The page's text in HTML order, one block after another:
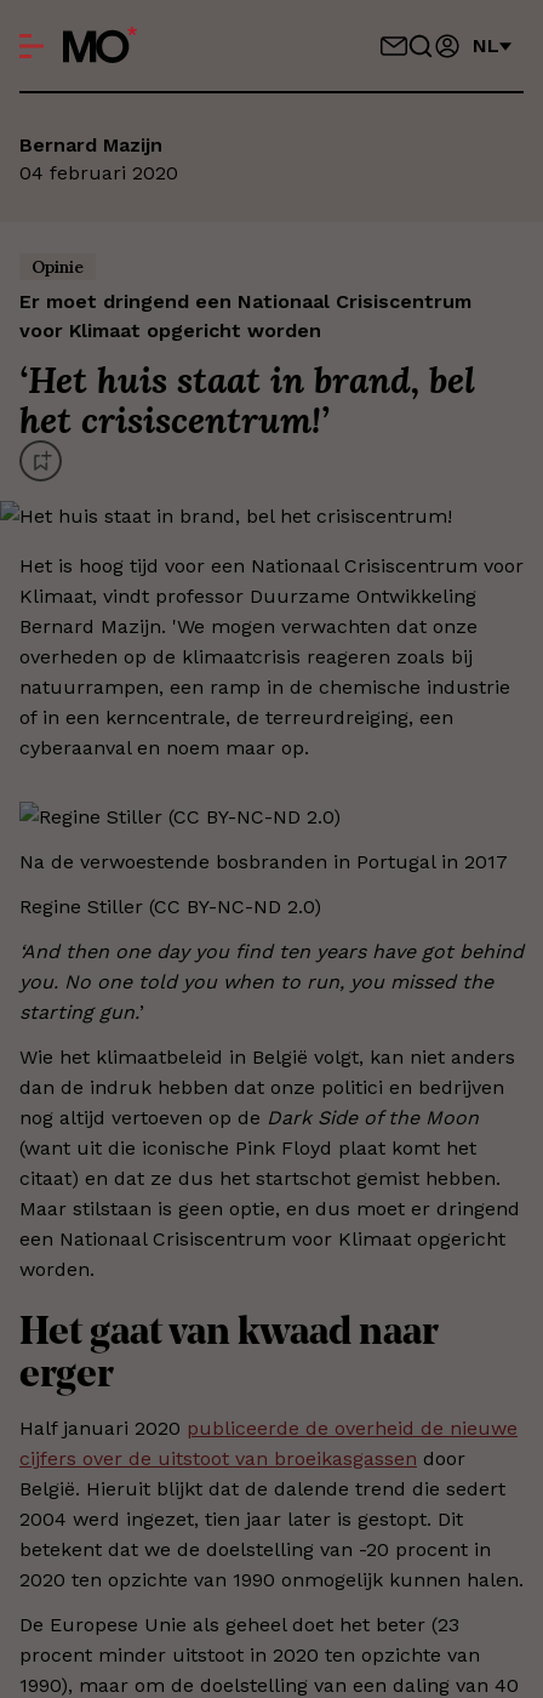
NL
Bernard Mazijn
04 februari 2020
Opinie
Er moet dringend een Nationaal Crisiscentrum
voor Klimaat opgericht worden
‘Het huis staat in brand, bel
het crisiscentrum!’
Het is hoog tijd voor een Nationaal Crisiscentrum voor
Klimaat, vindt professor Duurzame Ontwikkeling
Bernard Mazijn. 'We mogen verwachten dat onze
overheden op de klimaatcrisis reageren zoals bij
natuurrampen, een ramp in de chemische industrie
of in een kerncentrale, de terreurdreiging, een
cyberaanval en noem maar op.
Na de verwoestende bosbranden in Portugal in 2017
Regine Stiller (CC BY-NC-ND 2.0)
‘And then one day you find ten years have got behind
you. No one told you when to run, you missed the
starting gun.’
Wie het klimaatbeleid in België volgt, kan niet anders
dan de indruk hebben dat onze politici en bedrijven
nog altijd vertoeven op de Dark Side of the Moon
(want uit die iconische Pink Floyd plaat komt het
citaat) en dat ze dus het startschot gemist hebben.
Maar stilstaan is geen optie, en dus moet er dringend
een Nationaal Crisiscentrum voor Klimaat opgericht
worden.
Het gaat van kwaad naar
erger
Half januari 2020 publiceerde de overheid de nieuwe
cijfers over de uitstoot van broeikasgassen door
België. Hieruit blijkt dat de dalende trend die sedert
2004 werd ingezet, tien jaar later is gestopt. Dit
betekent dat we de doelstelling van -20 procent in
2020 ten opzichte van 1990 onmogelijk kunnen halen.
De Europese Unie als geheel doet het beter (23
procent minder uitstoot in 2020 ten opzichte van
1990), maar om de doelstelling van een daling van 40